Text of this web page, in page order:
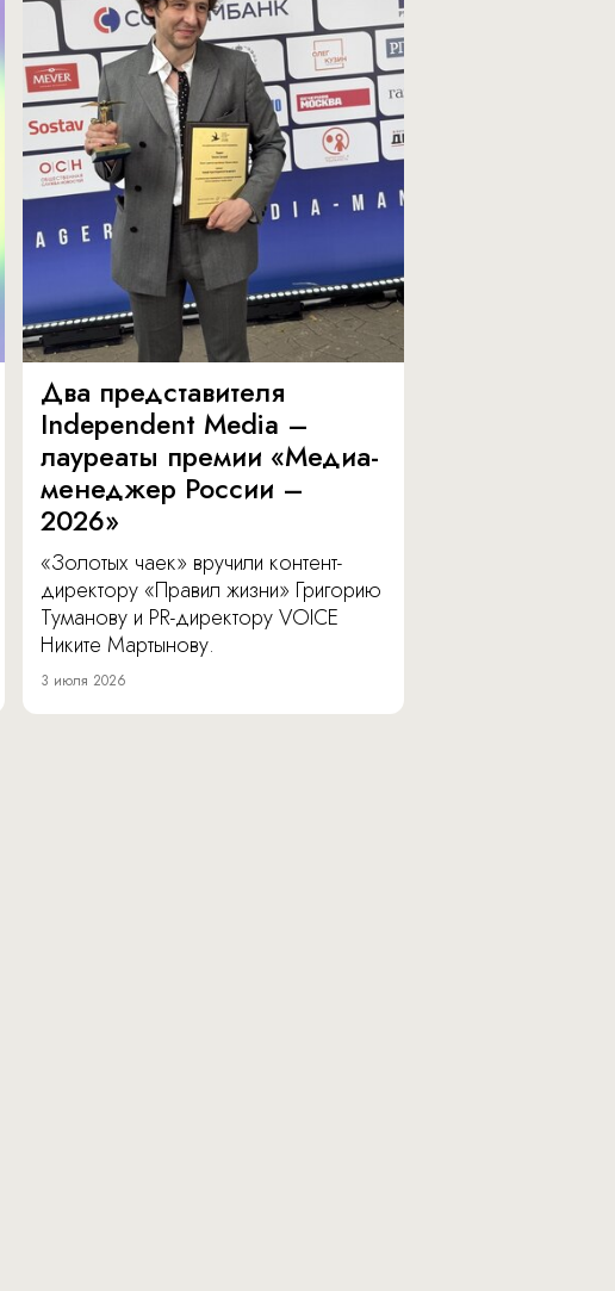
Два представителя
Independent Media –
лауреаты премии «Медиа-
менеджер России –
2026»
«Золотых чаек» вручили контент-
директору «Правил жизни» Григорию
Туманову и PR-директору VOICE
Никите Мартынову.
3 июля 2026